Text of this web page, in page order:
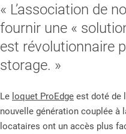
« L’association de
fournir une «
est révolutionnaire
storage. »
Le loquet ProEdge est doté de
nouvelle génération couplée à
locataires ont un accès plus